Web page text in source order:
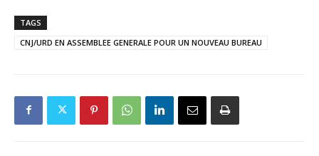
TAGS
CNJ/URD EN ASSEMBLEE GENERALE POUR UN NOUVEAU BUREAU